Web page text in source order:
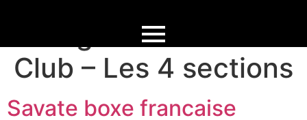
Catégorie :
Club – Les 4 sections
Savate boxe francaise